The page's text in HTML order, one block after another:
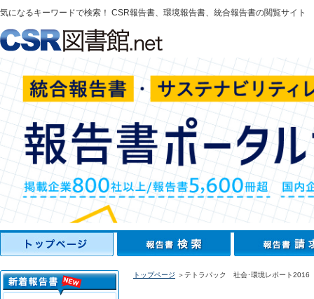
気になるキーワードで検索！ CSR報告書、環境報告書、統合報告書の閲覧サイト
トップページ ＞テトラパック 社会･環境レポート2016